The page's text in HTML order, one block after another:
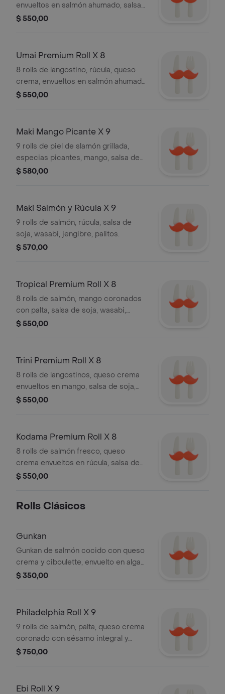
envueltos en salmón ahumado, salsa
de soja, wasabi, jengibre, palitos.
$ 550,00
Umai Premium Roll X 8
8 rolls de langostino, rúcula, queso
crema, envueltos en salmón ahumado,
salsa de soja, wasabi, jengibre,
$ 550,00
Maki Mango Picante X 9
9 rolls de piel de slamón grillada,
especias picantes, mango, salsa de
soja, wasabi, jengibre, palitos.
$ 580,00
Maki Salmón y Rúcula X 9
9 rolls de salmón, rúcula, salsa de
soja, wasabi, jengibre, palitos.
$ 570,00
Tropical Premium Roll X 8
8 rolls de salmón, mango coronados
con palta, salsa de soja, wasabi,
jengibre, palitos.
$ 550,00
Trini Premium Roll X 8
8 rolls de langostinos, queso crema
envueltos en mango, salsa de soja,
wasabi, jengibre, palitos.
$ 550,00
Kodama Premium Roll X 8
8 rolls de salmón fresco, queso
crema envueltos en rúcula, salsa de
soja, wasabi, jengibre, palitos.
$ 550,00
Rolls Clásicos
Gunkan
Gunkan de salmón cocido con queso
crema y ciboulette, envuelto en alga
nori.
$ 350,00
Philadelphia Roll X 9
9 rolls de salmón, palta, queso crema
coronado con sésamo integral y
negro, salsa de soja, wasabi, jengibre,
$ 750,00
Ebi Roll X 9